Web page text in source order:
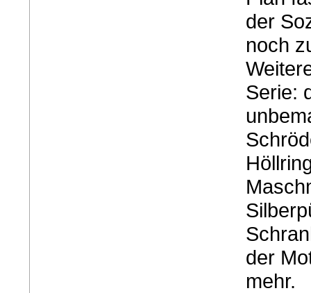
der
noch
Serie:
der
mehr.